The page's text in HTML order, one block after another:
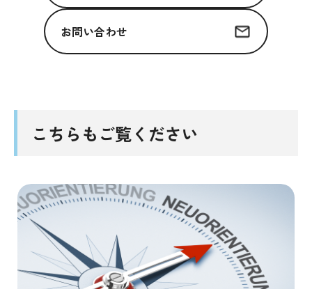
お問い合わせ
こちらもご覧ください